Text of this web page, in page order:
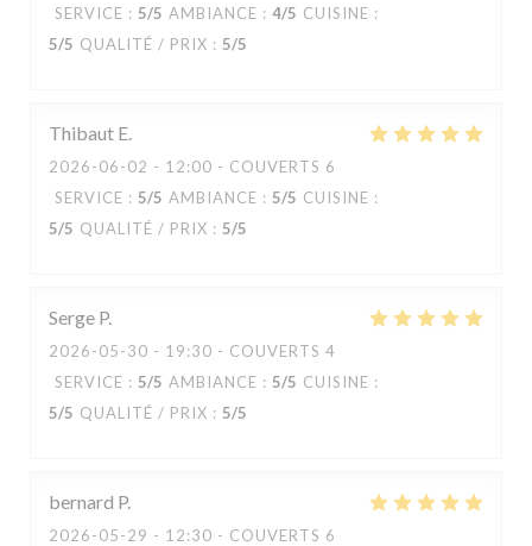
SERVICE : 5/5 AMBIANCE : 4/5 CUISINE :
5/5 QUALITÉ / PRIX : 5/5
Thibaut E
2026-06-02 - 12:00 - COUVERTS 6
SERVICE : 5/5 AMBIANCE : 5/5 CUISINE :
5/5 QUALITÉ / PRIX : 5/5
Serge P
2026-05-30 - 19:30 - COUVERTS 4
SERVICE : 5/5 AMBIANCE : 5/5 CUISINE :
5/5 QUALITÉ / PRIX : 5/5
bernard P
2026-05-29 - 12:30 - COUVERTS 6